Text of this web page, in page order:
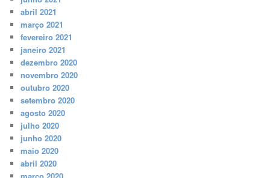
abril 2021
março 2021
fevereiro 2021
janeiro 2021
dezembro 2020
novembro 2020
outubro 2020
setembro 2020
agosto 2020
julho 2020
junho 2020
maio 2020
abril 2020